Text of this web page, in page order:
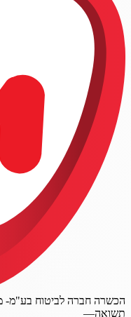
הכשרה חברה לביטוח בע"מ-
תשואה—